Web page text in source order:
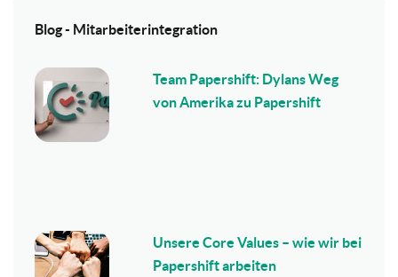
Blog - Mitarbeiterintegration
Team Papershift: Dylans Weg
von Amerika zu Papershift
Unsere Core Values – wie wir bei
Papershift arbeiten